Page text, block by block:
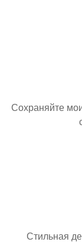
Сохраняйте
Стильная